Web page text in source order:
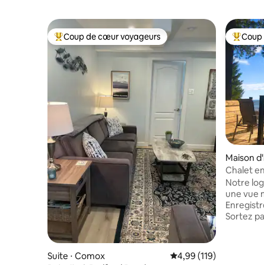
Coups de cœur voyageurs les plus appréciés
Coup de cœur voyageurs
Suite ⋅ Comox Évaluation moyenne
4,99 (119)
Coups
Maison
and
Chalet
souffle
Notre
une vue
Sortez